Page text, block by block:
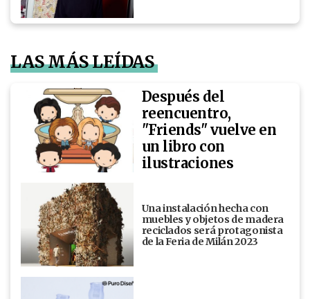
LAS MÁS LEÍDAS
Después del
reencuentro,
"Friends" vuelve en
un libro con
ilustraciones
Una instalación hecha con
muebles y objetos de madera
reciclados será protagonista
de la Feria de Milán 2023